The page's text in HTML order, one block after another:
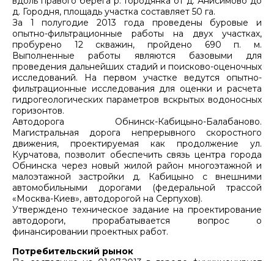
д. Городня, площадь участка составляет 50 га.
За 1 полугодие 2013 года проведены буровые и
опытно-фильтрационные работы на двух участках,
пробурено 12 скважин, пройдено 690 п. м.
Выполненные работы являются базовыми для
проведения дальнейших стадий и поисково-оценочных
исследований. На первом участке ведутся опытно-
фильтрационные исследования для оценки и расчета
гидрогеологических параметров вскрытых водоносных
горизонтов.
Автодорога Обнинск-Кабицыно-Балабаново.
Магистральная дорога непрерывного скоростного
движения, проектируемая как продолжение ул.
Курчатова, позволит обеспечить связь центра города
Обнинска через новый жилой район многоэтажной и
малоэтажной застройки д. Кабицыно с внешними
автомобильными дорогами (федеральной трассой
«Москва-Киев», автодорогой на Серпухов).
Утверждено техническое задание на проектирование
автодороги, прорабатывается вопрос о
финансировании проектных работ.
Потребительский рынок